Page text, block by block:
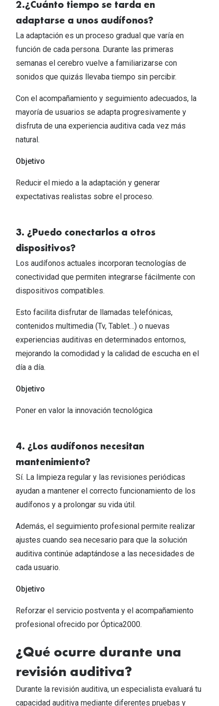
2.¿Cuánto tiempo se tarda en
adaptarse a unos audífonos?​
La adaptación es un proceso gradual que varía en
función de cada persona. Durante las primeras
semanas el cerebro vuelve a familiarizarse con
sonidos que quizás llevaba tiempo sin percibir.​
Con el acompañamiento y seguimiento adecuados, la
mayoría de usuarios se adapta progresivamente y
disfruta de una experiencia auditiva cada vez más
natural.​
Objetivo
Reducir el miedo a la adaptación y generar
expectativas realistas sobre el proceso.​
3. ¿Puedo conectarlos a otros
dispositivos?​
Los audífonos actuales incorporan tecnologías de
conectividad que permiten integrarse fácilmente con
dispositivos compatibles.​
Esto facilita disfrutar de llamadas telefónicas,
contenidos multimedia (Tv, Tablet…) o nuevas
experiencias auditivas en determinados entornos,
mejorando la comodidad y la calidad de escucha en el
día a día.​
Objetivo
Poner en valor la innovación tecnológica ​
4. ¿Los audífonos necesitan
mantenimiento?​
Sí. La limpieza regular y las revisiones periódicas
ayudan a mantener el correcto funcionamiento de los
audífonos y a prolongar su vida útil.​
Además, el seguimiento profesional permite realizar
ajustes cuando sea necesario para que la solución
auditiva continúe adaptándose a las necesidades de
cada usuario.​
Objetivo
Reforzar el servicio postventa y el acompañamiento
profesional ofrecido por Óptica2000.​
¿Qué ocurre durante una
revisión auditiva?​
Durante la revisión auditiva, un especialista evaluará tu
capacidad auditiva mediante diferentes pruebas y